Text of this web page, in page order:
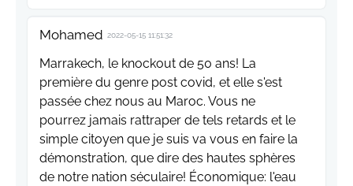
Mohamed 2022-05-15 11:51:32
Marrakech, le knockout de 50 ans! La
première du genre post covid, et elle s'est
passée chez nous au Maroc. Vous ne
pourrez jamais rattraper de tels retards et le
simple citoyen que je suis va vous en faire la
démonstration, que dire des hautes sphères
de notre nation séculaire! Économique: l'eau